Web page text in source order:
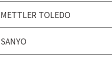
METTLER TOLEDO
SANYO